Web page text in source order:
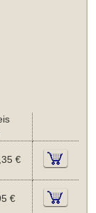
€
€